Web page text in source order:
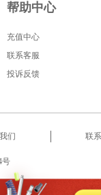
帮助中心
充值中心
联系客服
投诉反馈
们 联
号
技有限公司 版权所有